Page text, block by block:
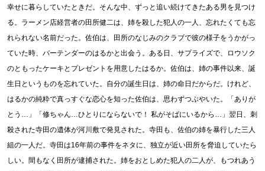
幸せに暮らしていたときだ。そんな中、ずっと追い続けてきたある男を見つけ
る。ラーメン店経営者の田所健二は、姉を殺した犯人の一人、忘れたくても忘
れられない名前だった。佐伯は、田所のなじみのクラブで彼の様子をうかがっ
ていた時、バーテンダーのはるかと出会う。ある日、サプライズで、ロウソク
のともったケーキとプレゼントを用意したはるか。佐伯は、姉の事件以来、誕
生日というものを忘れていた。自分の誕生日は、姉の命日だからだ。けれど、
はるかの純粋で真っすぐな恋心を知った佐伯は、思わずつぶやいた。「ありが
とう…」「修ちゃん…ひとりにならないで！ 私がそばにいるから…」翌日、刺
殺された寺田の遺体が河川敷で発見された。寺田も、佐伯の姉を暴行した三人
組の一人だ。寺田は16年前の事件をネタに、独立が近い田所を脅迫していたら
しい。間もなく田所が逮捕された。姉をおとしめた犯人の二人が、もつれあう